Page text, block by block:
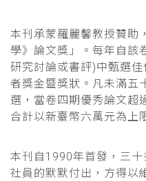
本刊承蒙羅麗馨教授贊助
學》論文獎」。每年自該
研究討論或書評)中甄選
者獎金暨獎狀。凡未滿五
選，當卷四期優秀論文超
合計以新臺幣六萬元為上
本刊自1990年首發，三
社員的默默付出，方得以